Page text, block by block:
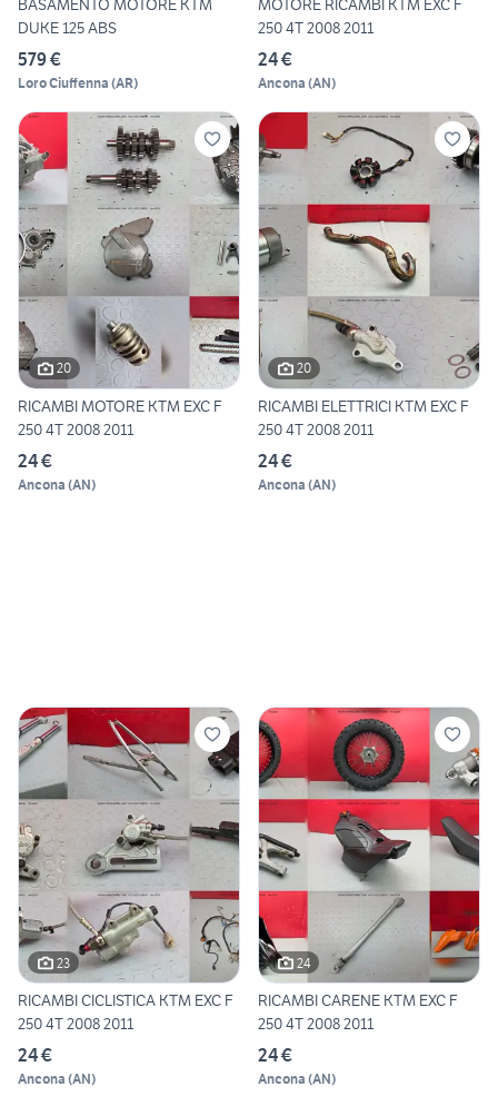
BASAMENTO MOTORE KTM
DUKE 125 ABS
579 €
Loro Ciuffenna (AR)
MOTORE RICAMBI KTM EXC F
250 4T 2008 2011
24 €
Ancona (AN)
20
RICAMBI MOTORE KTM EXC F
250 4T 2008 2011
24 €
Ancona (AN)
20
RICAMBI ELETTRICI KTM EXC F
250 4T 2008 2011
24 €
Ancona (AN)
23
RICAMBI CICLISTICA KTM EXC F
250 4T 2008 2011
24 €
Ancona (AN)
24
RICAMBI CARENE KTM EXC F
250 4T 2008 2011
24 €
Ancona (AN)